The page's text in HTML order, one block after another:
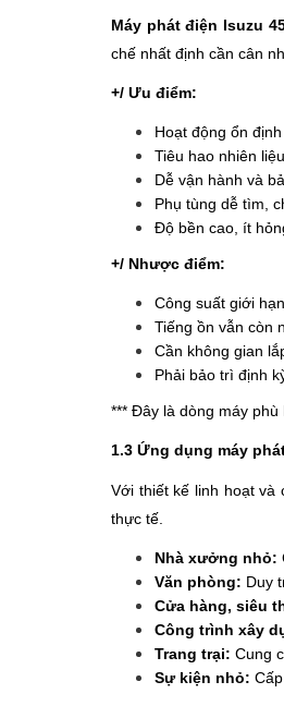
Máy phát điện Isuzu
chế nhất định cần cân
+/ Ưu điểm:
Hoạt động ổn
Tiêu hao nhiên
Dễ vận hành và
Phụ tùng dễ tìm,
Độ bền cao, ít
+/ Nhược điểm:
Công suất giới
Tiếng ồn vẫn còn
Cần không gian
Phải bảo trì định
*** Đây là dòng máy
1.3 Ứng dụng máy
Với thiết kế linh hoạt và
thực tế.
Nhà xưởng nhỏ:
Văn phòng: Duy
Cửa hàng, siêu
Công trình xây
Trang trại: Cung
Sự kiện nhỏ: